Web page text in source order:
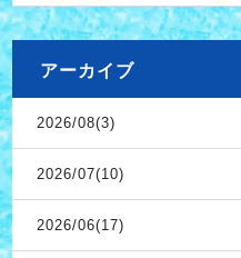
アーカイブ
2026/08(3)
2026/07(10)
2026/06(17)